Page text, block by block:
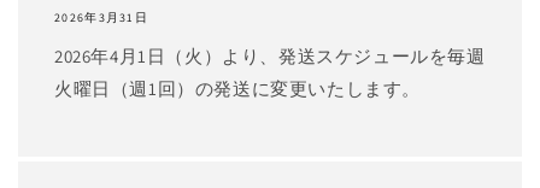
2026年3月31日
2026年4月1日（火）より、発送スケジュールを毎週
火曜日（週1回）の発送に変更いたします。